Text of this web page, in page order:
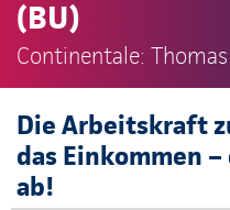
(BU)
Continentale:
Die Arbeitskraft
das Einkommen
ab!